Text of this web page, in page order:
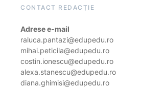
CONTACT REDACȚIE
Adrese e-mail
raluca.pantazi@edupedu.ro
mihai.peticila@edupedu.ro
costin.ionescu@edupedu.ro
alexa.stanescu@edupedu.ro
diana.ghimisi@edupedu.ro